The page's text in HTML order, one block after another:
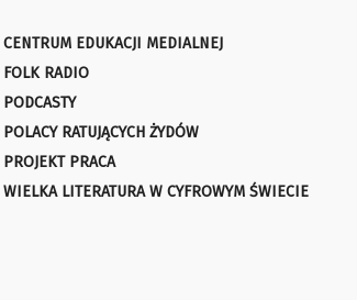
CENTRUM EDUKACJI MEDIALNEJ
FOLK RADIO
PODCASTY
POLACY RATUJĄCYCH ŻYDÓW
PROJEKT PRACA
WIELKA LITERATURA W CYFROWYM ŚWIECIE